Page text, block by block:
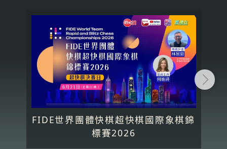
FIDE世界團體快棋超快棋國際象棋錦
標賽2026